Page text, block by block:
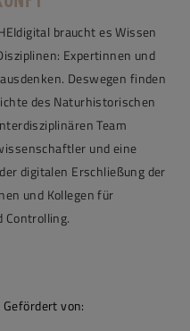
braucht es Wissen
Expertinnen und
Deswegen finden
des Naturhistorischen
Team
und eine
digitalen Erschließung der
und Kollegen für
Controlling.
Gefördert von: